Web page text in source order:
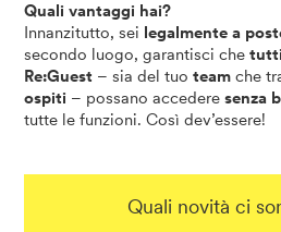
Quali vantaggi hai?
Innanzitutto, sei legalmente a
secondo luogo, garantisci che
Re:Guest – sia del tuoteam che
ospiti – possano accederesenza
tutte le funzioni. Così dev’essere!
Quali novità ci